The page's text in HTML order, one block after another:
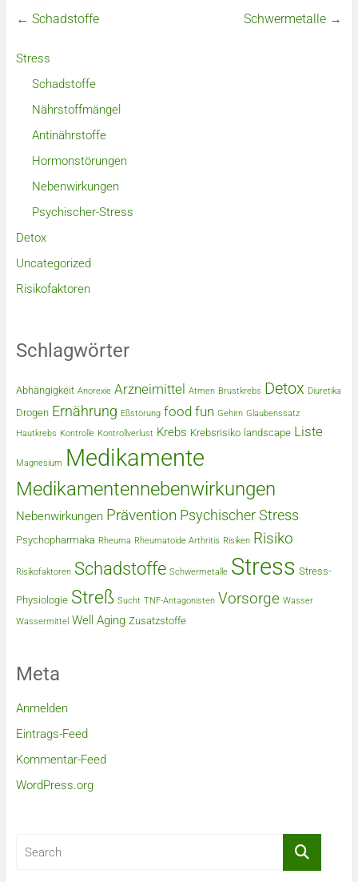
← Schadstoffe Schwermetalle →
Stress
Schadstoffe
Nährstoffmängel
Antinährstoffe
Hormonstörungen
Nebenwirkungen
Psychischer-Stress
Detox
Uncategorized
Risikofaktoren
Schlagwörter
Abhängigkeit Anorexie Arzneimittel Atmen Brustkrebs Detox Diuretika
Drogen Ernährung Eßstörung food fun Gehirn Glaubenssatz
Hautkrebs Kontrolle Kontrollverlust Krebs Krebsrisiko landscape Liste
Magnesium Medikamente
Medikamentennebenwirkungen
Nebenwirkungen Prävention Psychischer Stress
Psychopharmaka Rheuma Rheumatoide Arthritis Risiken Risiko
Risikofaktoren Schadstoffe Schwermetalle Stress Stress-
Physiologie Streß Sucht TNF-Antagonisten Vorsorge Wasser
Wassermittel Well Aging Zusatzstoffe
Meta
Anmelden
Eintrags-Feed
Kommentar-Feed
WordPress.org